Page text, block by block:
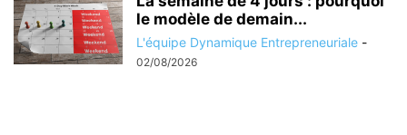
le modèle de demain...
L'équipe Dynamique Entrepreneuriale -
02/08/2026